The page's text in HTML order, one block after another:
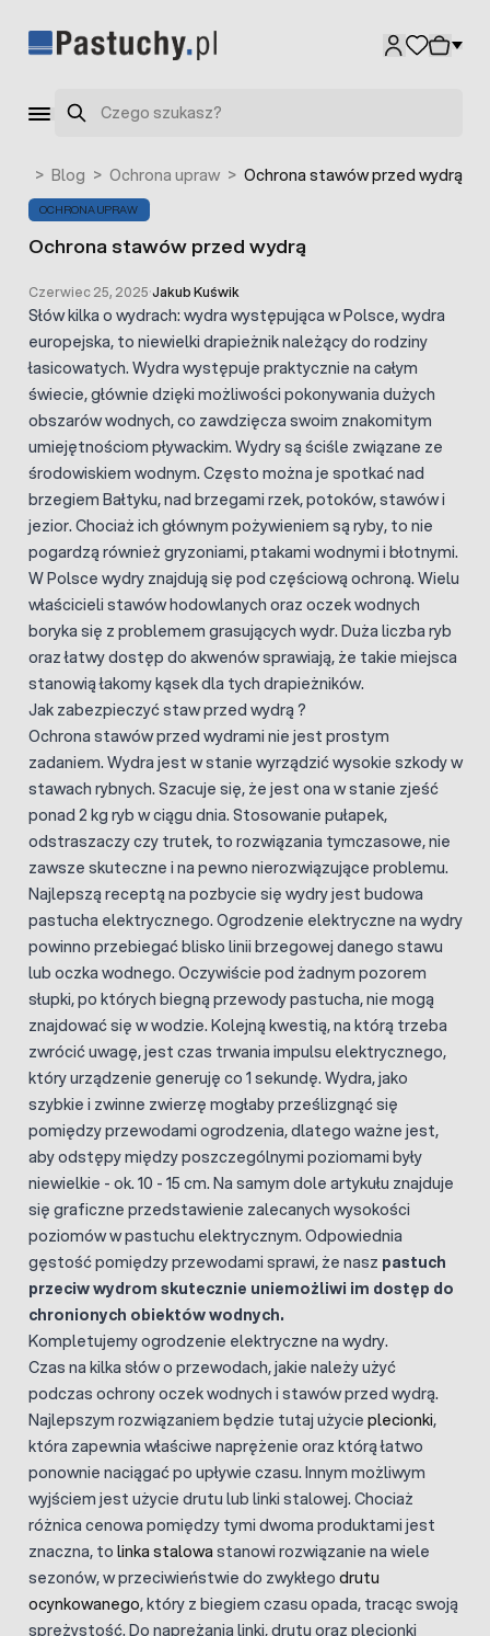
Szukaj
> Blog > Ochrona upraw > Ochrona stawów przed wydrą
OCHRONA UPRAW
Ochrona stawów przed wydrą
Czerwiec 25, 2025·Jakub Kuświk
Słów kilka o wydrach: wydra występująca w Polsce, wydra
europejska, to niewielki drapieżnik należący do rodziny
łasicowatych. Wydra występuje praktycznie na całym
świecie, głównie dzięki możliwości pokonywania dużych
obszarów wodnych, co zawdzięcza swoim znakomitym
umiejętnościom pływackim. Wydry są ściśle związane ze
środowiskiem wodnym. Często można je spotkać nad
brzegiem Bałtyku, nad brzegami rzek, potoków, stawów i
jezior. Chociaż ich głównym pożywieniem są ryby, to nie
pogardzą również gryzoniami, ptakami wodnymi i błotnymi.
W Polsce wydry znajdują się pod częściową ochroną. Wielu
właścicieli stawów hodowlanych oraz oczek wodnych
boryka się z problemem grasujących wydr. Duża liczba ryb
oraz łatwy dostęp do akwenów sprawiają, że takie miejsca
stanowią łakomy kąsek dla tych drapieżników.
Jak zabezpieczyć staw przed wydrą ?
Ochrona stawów przed wydrami nie jest prostym
zadaniem. Wydra jest w stanie wyrządzić wysokie szkody w
stawach rybnych. Szacuje się, że jest ona w stanie zjeść
ponad 2 kg ryb w ciągu dnia. Stosowanie pułapek,
odstraszaczy czy trutek, to rozwiązania tymczasowe, nie
zawsze skuteczne i na pewno nierozwiązujące problemu.
Najlepszą receptą na pozbycie się wydry jest budowa
pastucha elektrycznego. Ogrodzenie elektryczne na wydry
powinno przebiegać blisko linii brzegowej danego stawu
lub oczka wodnego. Oczywiście pod żadnym pozorem
słupki, po których biegną przewody pastucha, nie mogą
znajdować się w wodzie. Kolejną kwestią, na którą trzeba
zwrócić uwagę, jest czas trwania impulsu elektrycznego,
który urządzenie generuję co 1 sekundę. Wydra, jako
szybkie i zwinne zwierzę mogłaby prześlizgnąć się
pomiędzy przewodami ogrodzenia, dlatego ważne jest,
aby odstępy między poszczególnymi poziomami były
niewielkie - ok. 10 - 15 cm. Na samym dole artykułu znajduje
się graficzne przedstawienie zalecanych wysokości
poziomów w pastuchu elektrycznym. Odpowiednia
gęstość pomiędzy przewodami sprawi, że nasz pastuch
przeciw wydrom skutecznie uniemożliwi im dostęp do
chronionych obiektów wodnych.
Kompletujemy ogrodzenie elektryczne na wydry.
Czas na kilka słów o przewodach, jakie należy użyć
podczas ochrony oczek wodnych i stawów przed wydrą.
Najlepszym rozwiązaniem będzie tutaj użycie plecionki,
która zapewnia właściwe naprężenie oraz którą łatwo
ponownie naciągać po upływie czasu. Innym możliwym
wyjściem jest użycie drutu lub linki stalowej. Chociaż
różnica cenowa pomiędzy tymi dwoma produktami jest
znaczna, to linka stalowa stanowi rozwiązanie na wiele
sezonów, w przeciwieństwie do zwykłego drutu
ocynkowanego, który z biegiem czasu opada, tracąc swoją
sprężystość. Do naprężania linki, drutu oraz plecionki